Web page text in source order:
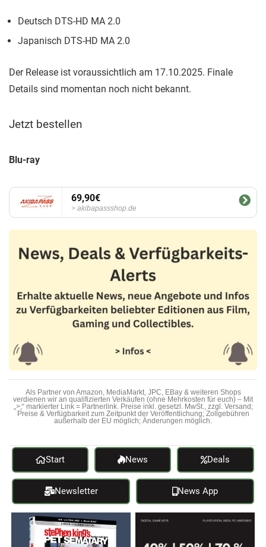
Deutsch DTS-HD MA 2.0
Japanisch DTS-HD MA 2.0
Der Release ist voraussichtlich am 17.10.2025. Finale
Details sind momentan noch nicht bekannt.
Jetzt bestellen
Blu-ray
69,90€
akibapassshop.de
Als Partner von Amazon, MediaMarkt, JPC, EBay & weiteren Shops
verdienen wir an qualifizierten Verkäufen (ohne Mehrkosten für euch) – Mit
„>;“ markierter Link = Partnerlink. Preise inkl. gesetzl. MwSt., zzgl. Versand;
Preise & Verfügbarkeit zum Zeitpunkt der Veröffentlichung; Zollgebühren
außerhalb der EU möglich; Änderungen möglich.
Start News Deals
Newsletter News App